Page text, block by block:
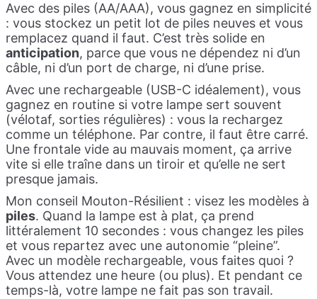
Avec des piles (AA/AAA), vous gagnez en simplicité
: vous stockez un petit lot de piles neuves et vous
remplacez quand il faut. C’est très solide en
anticipation, parce que vous ne dépendez ni d’un
câble, ni d’un port de charge, ni d’une prise.
Avec une rechargeable (USB-C idéalement), vous
gagnez en routine si votre lampe sert souvent
(vélotaf, sorties régulières) : vous la rechargez
comme un téléphone. Par contre, il faut être carré.
Une frontale vide au mauvais moment, ça arrive
vite si elle traîne dans un tiroir et qu’elle ne sert
presque jamais.
Mon conseil Mouton-Résilient : visez les modèles à
piles. Quand la lampe est à plat, ça prend
littéralement 10 secondes : vous changez les piles
et vous repartez avec une autonomie “pleine”.
Avec un modèle rechargeable, vous faites quoi ?
Vous attendez une heure (ou plus). Et pendant ce
temps-là, votre lampe ne fait pas son travail.